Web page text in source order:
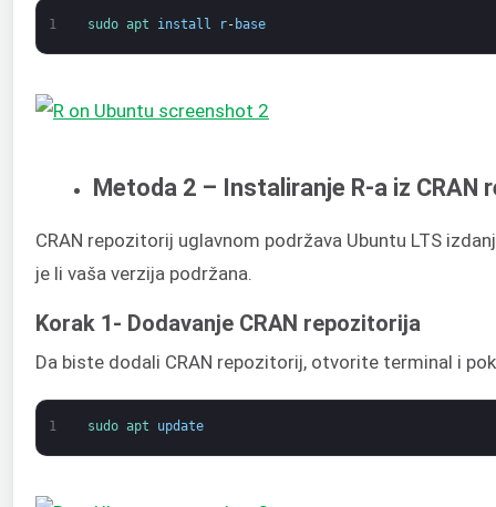
1 sudo apt install r- base
Metoda 2 – Instaliranje R-a iz CRAN
CRAN repozitorij uglavnom podržava Ubuntu LTS
je li vaša verzija podržana.
Korak 1- Dodavanje CRAN repozitorija
Da biste dodali CRAN repozitorij, otvorite terminal i
1 sudo apt update